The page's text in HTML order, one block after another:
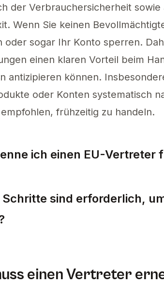
der Verbrauchersicherheit
Wenn Sie keinen
oder sogar Ihr Konto sperren.
einen klaren Vorteil beim
antizipieren können.
oder Konten systematisch
frühzeitig zu handeln.
ich einen EU-Vertreter
sind erforderlich,
einen Vertreter